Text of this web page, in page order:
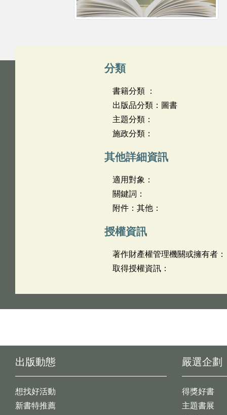
分類
書籍分類 ：
出版品分類：圖書
主題分類：
施政分類：
其他詳細資訊
適用對象：
關鍵詞：
附件：其他：
授權資訊
著作財產權管理機關或擁有者：
取得授權資訊：
出版動態
想找好活動
新書特推薦
嚴選企劃
得獎好書
主題書展